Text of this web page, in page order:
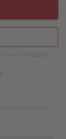
via vår nettbutikk.